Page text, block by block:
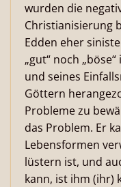
wurden die
Christianisierung
Edden eher
„gut“ noch
und seines
Göttern
Probleme zu
das Problem. Er
Lebensformen
lüstern ist, und
kann, ist ihm (ihr)